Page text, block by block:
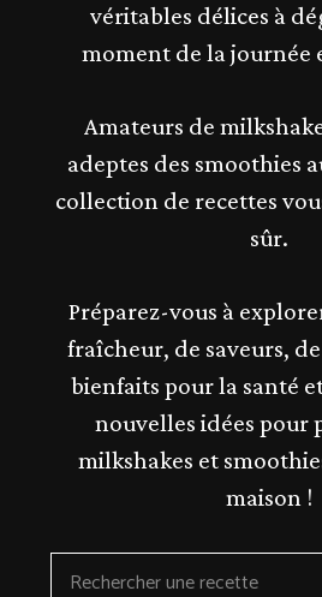
véritables délices à
moment de la journée
Amateurs de
adeptes des smoothies
collection de recettes
sûr.
Préparez-vous à
fraîcheur, de saveurs,
bienfaits pour la santé
nouvelles idées pour
milkshakes et
maison !